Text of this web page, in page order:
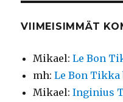
VIIMEISIMMÄT
Mikael:Le Bon
mh:Le Bon Tikka
Mikael:Inginius